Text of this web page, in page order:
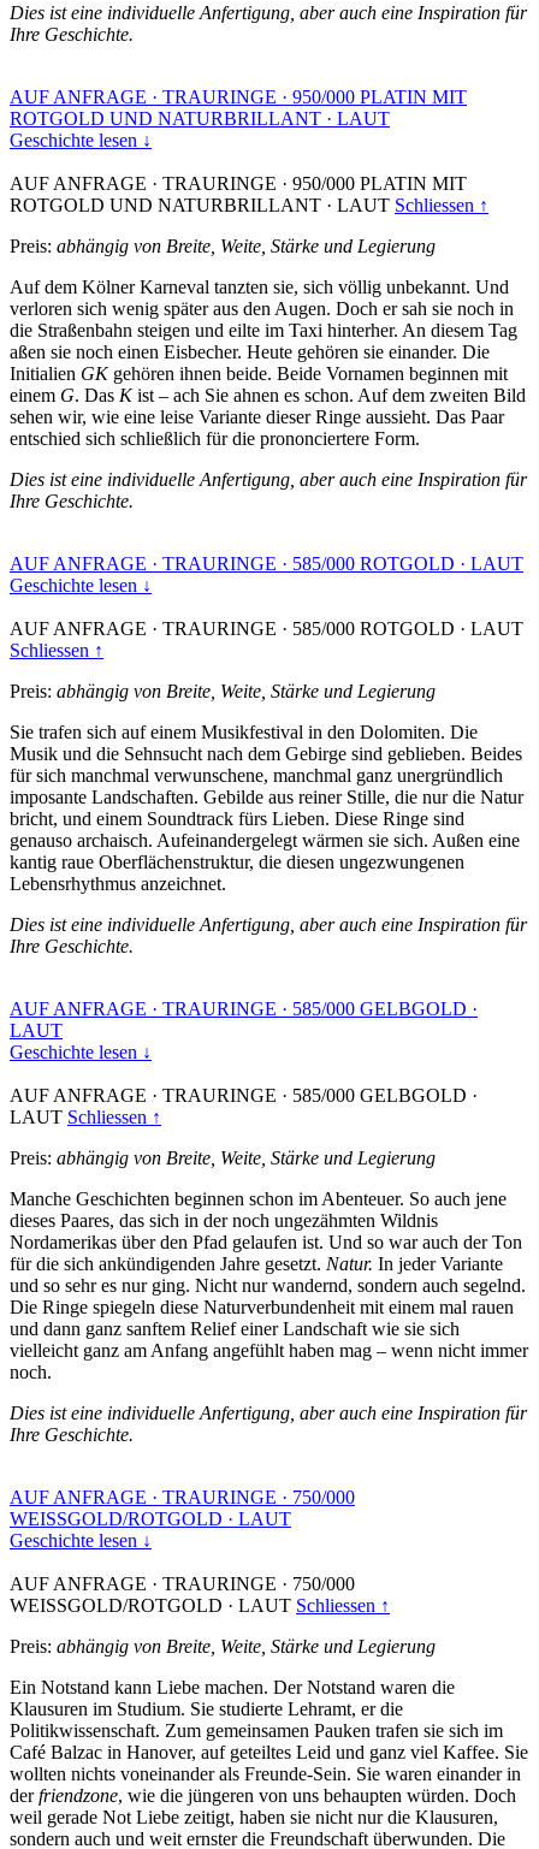
Dies ist eine individuelle Anfertigung, aber auch eine Inspiration für
Ihre Geschichte.
AUF ANFRAGE · TRAURINGE · 950/000 PLATIN MIT
ROTGOLD UND NATURBRILLANT · LAUT
Geschichte lesen ↓
AUF ANFRAGE · TRAURINGE · 950/000 PLATIN MIT
ROTGOLD UND NATURBRILLANT · LAUT Schliessen ↑
Preis: abhängig von Breite, Weite, Stärke und Legierung
Auf dem Kölner Karneval tanzten sie, sich völlig unbekannt. Und
verloren sich wenig später aus den Augen. Doch er sah sie noch in
die Straßenbahn steigen und eilte im Taxi hinterher. An diesem Tag
aßen sie noch einen Eisbecher. Heute gehören sie einander. Die
Initialien GKgehören ihnen beide. Beide Vornamen beginnen mit
einem G. Das Kist – ach Sie ahnen es schon. Auf dem zweiten Bild
sehen wir, wie eine leise Variante dieser Ringe aussieht. Das Paar
entschied sich schließlich für die prononciertere Form.
Dies ist eine individuelle Anfertigung, aber auch eine Inspiration für
Ihre Geschichte.
AUF ANFRAGE · TRAURINGE · 585/000 ROTGOLD · LAUT
Geschichte lesen ↓
AUF ANFRAGE · TRAURINGE · 585/000 ROTGOLD · LAUT
Schliessen ↑
Preis: abhängig von Breite, Weite, Stärke und Legierung
Sie trafen sich auf einem Musikfestival in den Dolomiten. Die
Musik und die Sehnsucht nach dem Gebirge sind geblieben. Beides
für sich manchmal verwunschene, manchmal ganz unergründlich
imposante Landschaften. Gebilde aus reiner Stille, die nur die Natur
bricht, und einem Soundtrack fürs Lieben. Diese Ringe sind
genauso archaisch. Aufeinandergelegt wärmen sie sich. Außen eine
kantig raue Oberflächenstruktur, die diesen ungezwungenen
Lebensrhythmus anzeichnet.
Dies ist eine individuelle Anfertigung, aber auch eine Inspiration für
Ihre Geschichte.
AUF ANFRAGE · TRAURINGE · 585/000 GELBGOLD ·
LAUT
Geschichte lesen ↓
AUF ANFRAGE · TRAURINGE · 585/000 GELBGOLD ·
LAUT Schliessen ↑
Preis: abhängig von Breite, Weite, Stärke und Legierung
Manche Geschichten beginnen schon im Abenteuer. So auch jene
dieses Paares, das sich in der noch ungezähmten Wildnis
Nordamerikas über den Pfad gelaufen ist. Und so war auch der Ton
für die sich ankündigenden Jahre gesetzt. Natur. In jeder Variante
und so sehr es nur ging. Nicht nur wandernd, sondern auch segelnd.
Die Ringe spiegeln diese Naturverbundenheit mit einem mal rauen
und dann ganz sanftem Relief einer Landschaft wie sie sich
vielleicht ganz am Anfang angefühlt haben mag – wenn nicht immer
noch.
Dies ist eine individuelle Anfertigung, aber auch eine Inspiration für
Ihre Geschichte.
AUF ANFRAGE · TRAURINGE · 750/000
WEISSGOLD/ROTGOLD · LAUT
Geschichte lesen ↓
AUF ANFRAGE · TRAURINGE · 750/000
WEISSGOLD/ROTGOLD · LAUT Schliessen ↑
Preis: abhängig von Breite, Weite, Stärke und Legierung
Ein Notstand kann Liebe machen. Der Notstand waren die
Klausuren im Studium. Sie studierte Lehramt, er die
Politikwissenschaft. Zum gemeinsamen Pauken trafen sie sich im
Café Balzac in Hanover, auf geteiltes Leid und ganz viel Kaffee. Sie
wollten nichts voneinander als Freunde-Sein. Sie waren einander in
derfriendzone, wie die jüngeren von uns behaupten würden. Doch
weil gerade Not Liebe zeitigt, haben sie nicht nur die Klausuren,
sondern auch und weit ernster die Freundschaft überwunden. Die